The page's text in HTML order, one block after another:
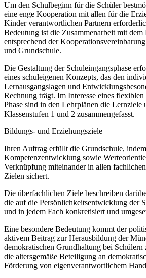
Um den Schulbeginn für die Schüler
eine enge Kooperation mit allen für die
Kinder verantwortlichen Partnern
Bedeutung ist die Zusammenarbeit mit
entsprechend der
und Grundschule.
Die Gestaltung der Schuleingangsphase
eines schuleigenen Konzepts, das den
Lernausgangslagen und
Rechnung trägt. Im Interesse eines
Phase sind in den Lehrplänen die Lernziele
Klassenstufen 1 und 2 zusammengefasst.
Bildungs- und Erziehungsziele
Ihren Auftrag erfüllt die Grundschule,
Kompetenzentwicklung sowie
Verknüpfung miteinander in allen
Zielen sichert.
Die überfachlichen Ziele beschreiben
die auf die Persönlichkeitsentwicklung der
und in jedem Fach konkretisiert und
Eine besondere Bedeutung kommt der
aktivem Beitrag zur Herausbildung der
demokratischen Grundhaltung bei Schülern
die altersgemäße Beteiligung an
Förderung von eigenverantwortlichem